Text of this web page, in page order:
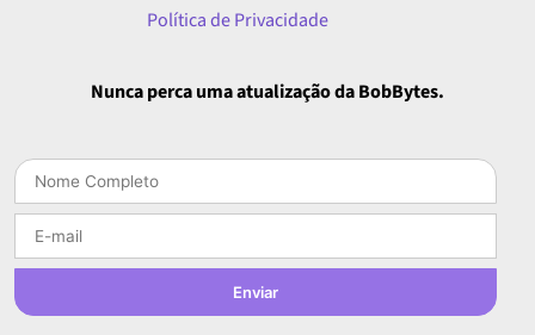
Política de Privacidade
Nunca perca uma atualização da BobBytes.
Enviar